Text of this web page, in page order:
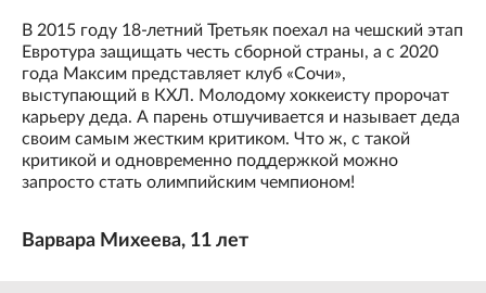
В 2015 году 18-летний Третьяк поехал на чешский этап
Евротура защищать честь сборной страны, а с 2020
года Максим представляет клуб «Сочи»,
выступающий в КХЛ. Молодому хоккеисту пророчат
карьеру деда. А парень отшучивается и называет деда
своим самым жестким критиком. Что ж, с такой
критикой и одновременно поддержкой можно
запросто стать олимпийским чемпионом!
Варвара Михеева, 11 лет